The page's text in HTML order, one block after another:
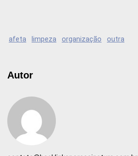
afeta limpeza organização outra
Autor